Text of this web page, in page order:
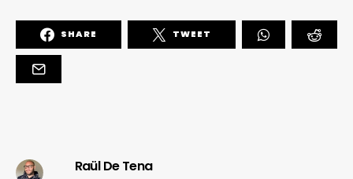
SHARE TWEET
Raül De Tena